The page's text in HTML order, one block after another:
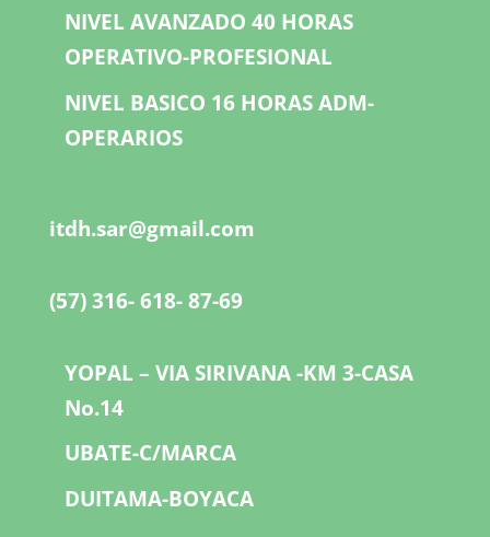
NIVEL AVANZADO 40 HORAS
OPERATIVO-PROFESIONAL
NIVEL BASICO 16 HORAS ADM-
OPERARIOS
itdh.sar@gmail.com
(57) 316- 618- 87-69
YOPAL – VIA SIRIVANA -KM 3-CASA
No.14
UBATE-C/MARCA
DUITAMA-BOYACA